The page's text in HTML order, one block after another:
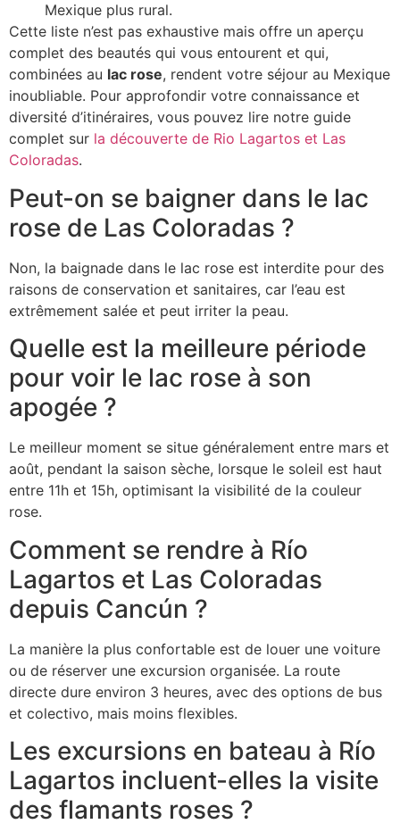
Mexique plus rural.
Cette liste n’est pas exhaustive mais offre un aperçu
complet des beautés qui vous entourent et qui,
combinées au lac rose, rendent votre séjour au Mexique
inoubliable. Pour approfondir votre connaissance et
diversité d’itinéraires, vous pouvez lire notre guide
complet sur la découverte de Rio Lagartos et Las
Coloradas.
Peut-on se baigner dans le lac
rose de Las Coloradas ?
Non, la baignade dans le lac rose est interdite pour des
raisons de conservation et sanitaires, car l’eau est
extrêmement salée et peut irriter la peau.
Quelle est la meilleure période
pour voir le lac rose à son
apogée ?
Le meilleur moment se situe généralement entre mars et
août, pendant la saison sèche, lorsque le soleil est haut
entre 11h et 15h, optimisant la visibilité de la couleur
rose.
Comment se rendre à Río
Lagartos et Las Coloradas
depuis Cancún ?
La manière la plus confortable est de louer une voiture
ou de réserver une excursion organisée. La route
directe dure environ 3 heures, avec des options de bus
et colectivo, mais moins flexibles.
Les excursions en bateau à Río
Lagartos incluent-elles la visite
des flamants roses ?